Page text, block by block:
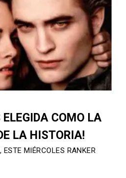
ELEGIDA COMO LA
LA HISTORIA!
MIÉRCOLES RANKER